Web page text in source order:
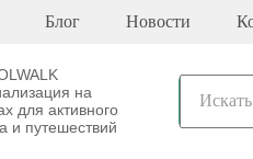
Блог Новости